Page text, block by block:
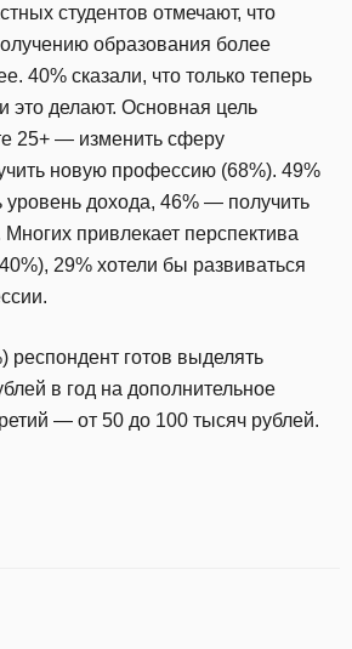
студентов отмечают, что
образования более
40% сказали, что только теперь
это делают. Основная цель
25+ — изменить сферу
новую профессию (68%). 49%
уровень дохода, 46% — получить
привлекает перспектива
29% хотели бы развиваться
готов выделять
в год на дополнительное
— от 50 до 100 тысяч рублей.